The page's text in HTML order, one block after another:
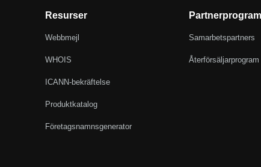
Resurser
Webbmejl
WHOIS
ICANN-bekräftelse
Produktkatalog
Företagsnamnsgenerator
Partnerprogram
Samarbetspartners
Återförsäljarprogram